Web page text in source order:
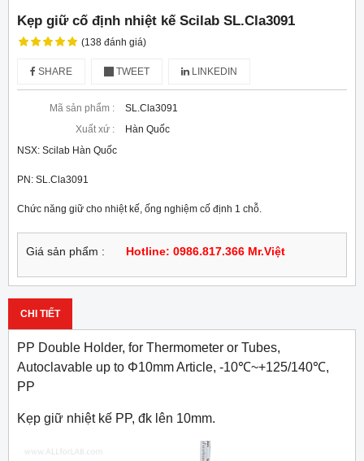
Kẹp giữ cố định nhiệt kế Scilab SL.Cla3091
(138 đánh giá)
SHARE TWEET LINKEDIN
Mã sản phẩm :
SL.Cla3091
Xuất xứ :
Hàn Quốc
NSX: Scilab Hàn Quốc
PN: SL.Cla3091
Chức năng giữ cho nhiệt kế, ống nghiệm cố định 1 chỗ.
Giá sản phẩm : Hotline: 0986.817.366 Mr.Việt
CHI TIẾT
PP Double Holder, for Thermometer or Tubes,
Autoclavable up to Φ10mm Article, -10℃~+125/140℃,
PP
Kẹp giữ nhiệt kế PP, đk lên 10mm.